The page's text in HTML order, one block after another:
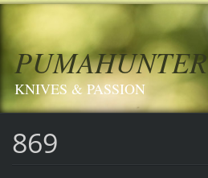
PUMAHUNTER
KNIVES & PASSION
869